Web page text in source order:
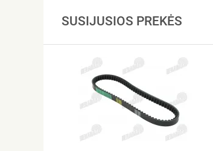
SUSIJUSIOS PREKĖS